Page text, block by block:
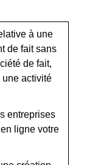
à une
de fait sans
de fait,
activité
entreprises
ligne votre